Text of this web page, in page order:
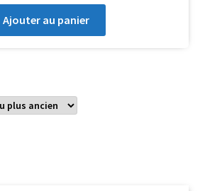
Ajouter au panier